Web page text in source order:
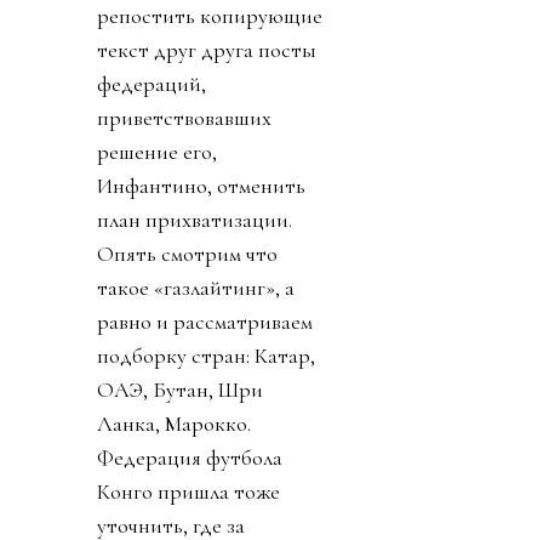
репостить копирующие
текст друг друга посты
федераций,
приветствовавших
решение его,
Инфантино, отменить
план прихватизации.
Опять смотрим что
такое «газлайтинг», а
равно и рассматриваем
подборку стран: Катар,
ОАЭ, Бутан, Шри
Ланка, Марокко.
Федерация футбола
Конго пришла тоже
уточнить, где за